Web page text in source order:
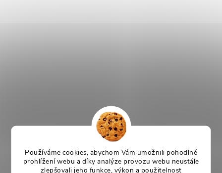
Používáme cookies, abychom Vám umožnili pohodlné
prohlížení webu a díky analýze provozu webu neustále
zlepšovali jeho funkce, výkon a použitelnost